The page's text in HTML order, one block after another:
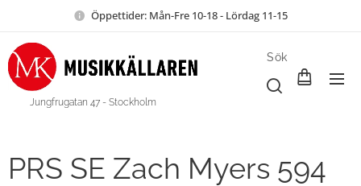
Öppettider: Mån-Fre 10-18 - Lördag 11-15
Jungfrugatan 47 - Stockholm
Sök
PRS SE Zach Myers 594